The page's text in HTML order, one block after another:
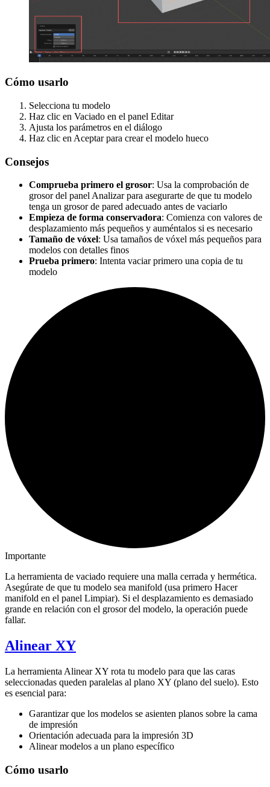
Cómo usarlo
Selecciona tu modelo
Haz clic en Vaciado en el panel Editar
Ajusta los parámetros en el diálogo
Haz clic en Aceptar para crear el modelo hueco
Consejos
Comprueba primero el grosor: Usa la comprobación de
grosor del panel Analizar para asegurarte de que tu modelo
tenga un grosor de pared adecuado antes de vaciarlo
Empieza de forma conservadora: Comienza con valores de
desplazamiento más pequeños y auméntalos si es necesario
Tamaño de vóxel: Usa tamaños de vóxel más pequeños para
modelos con detalles finos
Prueba primero: Intenta vaciar primero una copia de tu
modelo
Importante
La herramienta de vaciado requiere una malla cerrada y hermética.
Asegúrate de que tu modelo sea manifold (usa primero Hacer
manifold en el panel Limpiar). Si el desplazamiento es demasiado
grande en relación con el grosor del modelo, la operación puede
fallar.
Alinear XY
La herramienta Alinear XY rota tu modelo para que las caras
seleccionadas queden paralelas al plano XY (plano del suelo). Esto
es esencial para:
Garantizar que los modelos se asienten planos sobre la cama
de impresión
Orientación adecuada para la impresión 3D
Alinear modelos a un plano específico
Cómo usarlo